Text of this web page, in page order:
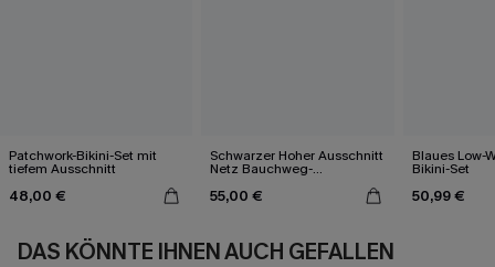
Patchwork-Bikini-Set mit
tiefem Ausschnitt
48,00 €
Schwarzer Hoher Ausschnitt
Netz Bauchweg-
55,00 €
Blaues Low-
Bikini-Set
50,99 €
DAS KÖNNTE IHNEN AUCH GEFALLEN